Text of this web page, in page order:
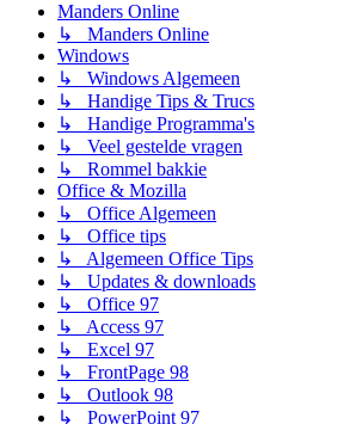
Manders Online
↳ Manders Online
Windows
↳ Windows Algemeen
↳ Handige Tips & Trucs
↳ Handige Programma's
↳ Veel gestelde vragen
↳ Rommel bakkie
Office & Mozilla
↳ Office Algemeen
↳ Office tips
↳ Algemeen Office Tips
↳ Updates & downloads
↳ Office 97
↳ Access 97
↳ Excel 97
↳ FrontPage 98
↳ Outlook 98
↳ PowerPoint 97